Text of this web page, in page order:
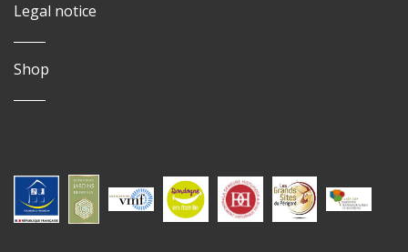
Legal notice
Shop